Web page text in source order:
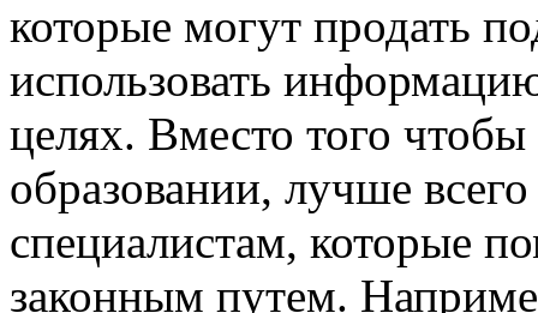
которые могут продать
использовать
целях. Вместо того
образовании, лучше
специалистам, которые
законным путем.